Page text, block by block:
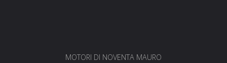
MOTORI DI NOVENTA MAURO